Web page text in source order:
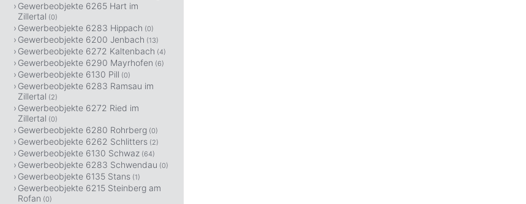
Gewerbeobjekte 6265 Hart im
Zillertal (0)
Gewerbeobjekte 6283 Hippach (0)
Gewerbeobjekte 6200 Jenbach (13)
Gewerbeobjekte 6272 Kaltenbach (4)
Gewerbeobjekte 6290 Mayrhofen (6)
Gewerbeobjekte 6130 Pill (0)
Gewerbeobjekte 6283 Ramsau im
Zillertal (2)
Gewerbeobjekte 6272 Ried im
Zillertal (0)
Gewerbeobjekte 6280 Rohrberg (0)
Gewerbeobjekte 6262 Schlitters (2)
Gewerbeobjekte 6130 Schwaz (64)
Gewerbeobjekte 6283 Schwendau (0)
Gewerbeobjekte 6135 Stans (1)
Gewerbeobjekte 6215 Steinberg am
Rofan (0)